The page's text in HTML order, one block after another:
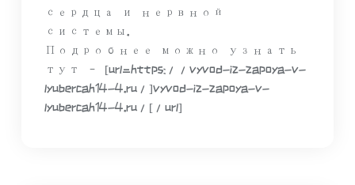
сердца и нервной
системы.
Подробнее можно узнать
тут – [url=https://vyvod-iz-zapoya-v-
lyubercah14-4.ru/]vyvod-iz-zapoya-v-
lyubercah14-4.ru/[/url]